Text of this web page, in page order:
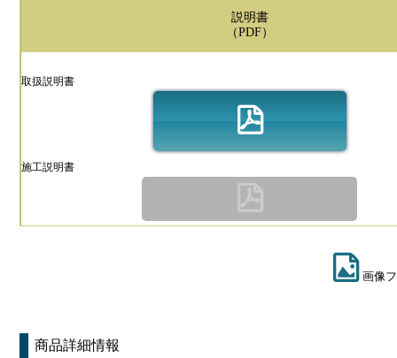
説明書
（PDF）
取扱説明書
施工説明書
画像
商品詳細情報